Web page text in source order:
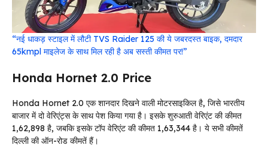
“नई धाकड़ स्टाइल में लौटी TVS Raider 125 की ये जबरदस्त बाइक, दमदार
65kmpl माइलेज के साथ मिल रही है अब सस्ती कीमत पर!”
Honda Hornet 2.0 Price
Honda Hornet 2.0 एक शानदार दिखने वाली मोटरसाइकिल है, जिसे भारतीय
बाजार में दो वेरिएंट्स के साथ पेश किया गया है। इसके शुरुआती वेरिएंट की कीमत
₹1,62,898 है, जबकि इसके टॉप वेरिएंट की कीमत ₹1,63,344 है। ये सभी कीमतें
दिल्ली की ऑन-रोड कीमतें हैं।